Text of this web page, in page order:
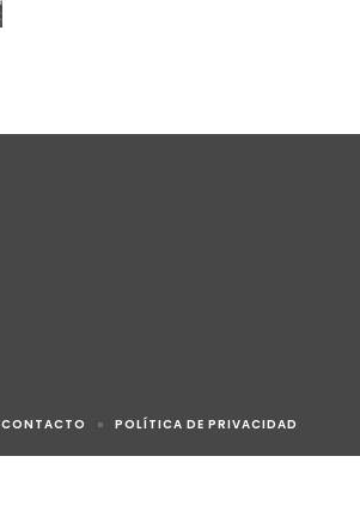
CONTACTO POLÍTICA DE PRIVACIDAD